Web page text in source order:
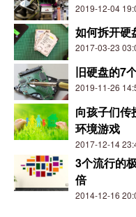
2019-12-04
如何拆开硬
2017-03-23
旧硬盘的7
2019-11-26
向孩子们传
环境游戏
2017-12-14
3个流行的
倍
2014-12-16